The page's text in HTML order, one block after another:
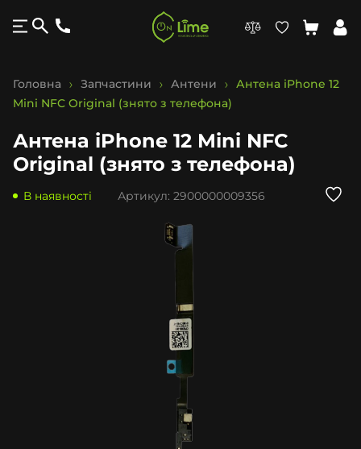
Головна Запчастини Антени
Антена iPhone 12
Mini NFC Original (знято з телефона)
Антена iPhone 12 Mini NFC
Original (знято з телефона)
В наявності Артикул: 2900000009356